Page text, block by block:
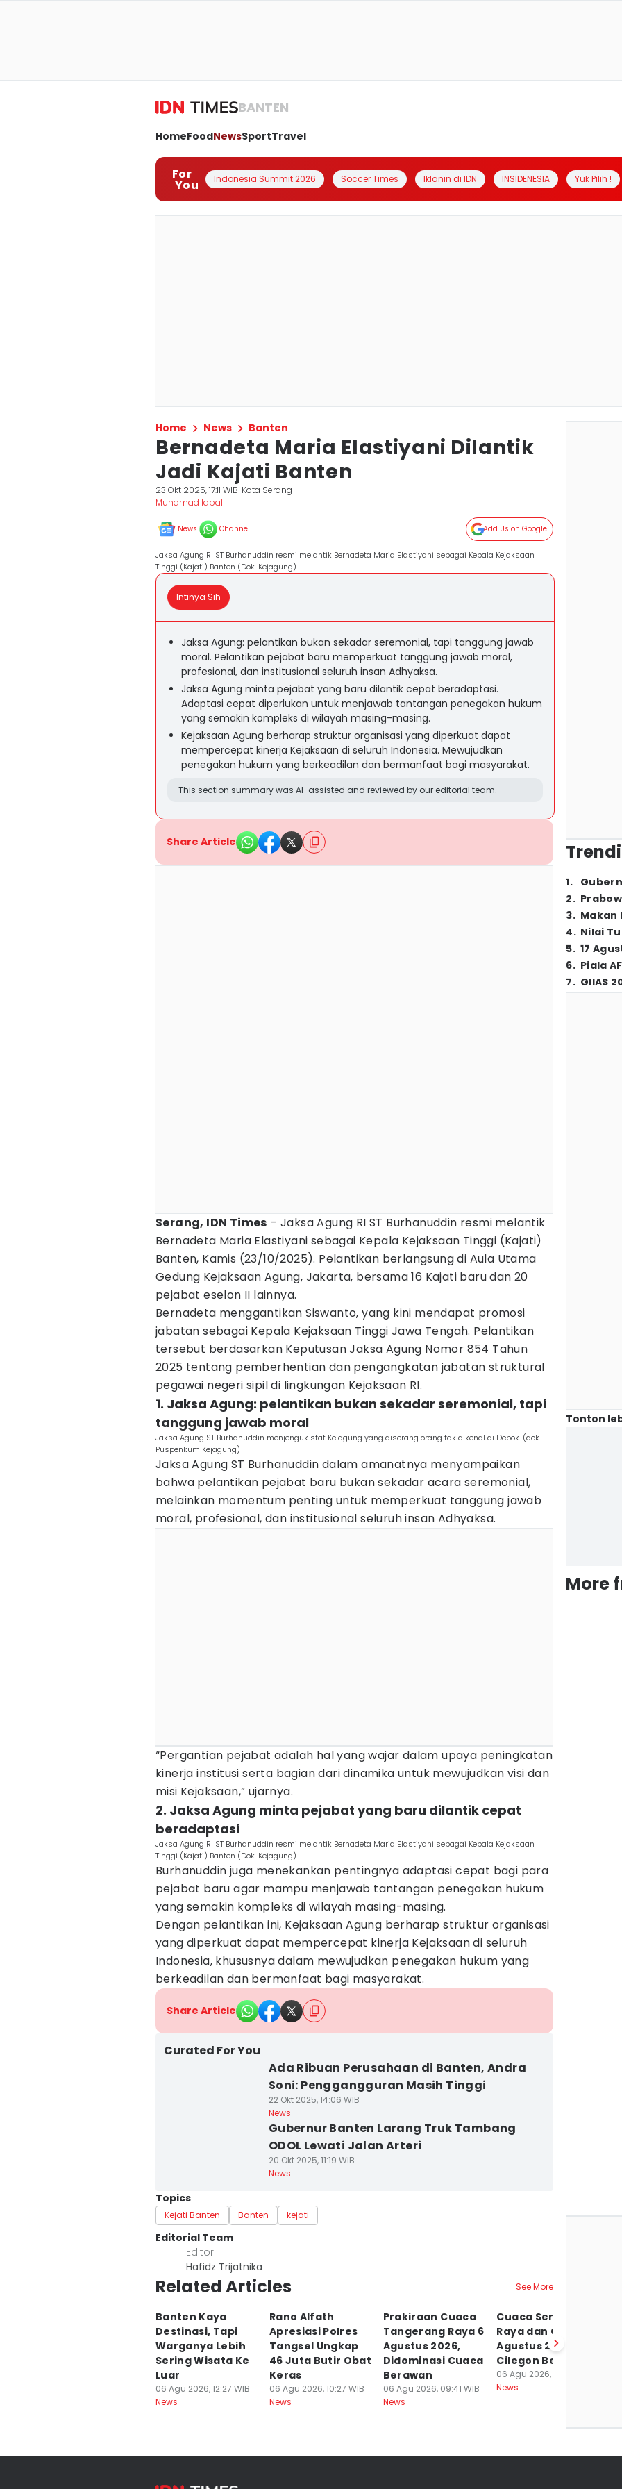
BANTEN
HomeFoodNewsSportTravel
For
You Indonesia Summit 2026 Soccer Times Iklanin di IDN INSIDENESIA Yuk Pilih !
Home News Banten
Bernadeta Maria Elastiyani Dilantik
Jadi Kajati Banten
23 Okt 2025, 17:11 WIB Kota Serang
Muhamad Iqbal
News Channel Add Us on Google
Jaksa Agung RI ST Burhanuddin resmi melantik Bernadeta Maria Elastiyani sebagai Kepala Kejaksaan
Tinggi (Kajati) Banten (Dok. Kejagung)
Intinya Sih
Jaksa Agung: pelantikan bukan sekadar seremonial, tapi tanggung jawab
moral. Pelantikan pejabat baru memperkuat tanggung jawab moral,
profesional, dan institusional seluruh insan Adhyaksa.
Jaksa Agung minta pejabat yang baru dilantik cepat beradaptasi.
Adaptasi cepat diperlukan untuk menjawab tantangan penegakan hukum
yang semakin kompleks di wilayah masing-masing.
Kejaksaan Agung berharap struktur organisasi yang diperkuat dapat
mempercepat kinerja Kejaksaan di seluruh Indonesia. Mewujudkan
penegakan hukum yang berkeadilan dan bermanfaat bagi masyarakat.
This section summary was AI-assisted and reviewed by our editorial team.
Share Article
Serang, IDN Times – Jaksa Agung RI ST Burhanuddin resmi melantik
Bernadeta Maria Elastiyani sebagai Kepala Kejaksaan Tinggi (Kajati)
Banten, Kamis (23/10/2025). Pelantikan berlangsung di Aula Utama
Gedung Kejaksaan Agung, Jakarta, bersama 16 Kajati baru dan 20
pejabat eselon II lainnya.
Bernadeta menggantikan Siswanto, yang kini mendapat promosi
jabatan sebagai Kepala Kejaksaan Tinggi Jawa Tengah. Pelantikan
tersebut berdasarkan Keputusan Jaksa Agung Nomor 854 Tahun
2025 tentang pemberhentian dan pengangkatan jabatan struktural
pegawai negeri sipil di lingkungan Kejaksaan RI.
1. Jaksa Agung: pelantikan bukan sekadar seremonial, tapi
tanggung jawab moral
Jaksa Agung ST Burhanuddin menjenguk staf Kejagung yang diserang orang tak dikenal di Depok. (dok.
Puspenkum Kejagung)
Jaksa Agung ST Burhanuddin dalam amanatnya menyampaikan
bahwa pelantikan pejabat baru bukan sekadar acara seremonial,
melainkan momentum penting untuk memperkuat tanggung jawab
moral, profesional, dan institusional seluruh insan Adhyaksa.
“Pergantian pejabat adalah hal yang wajar dalam upaya peningkatan
kinerja institusi serta bagian dari dinamika untuk mewujudkan visi dan
misi Kejaksaan,” ujarnya.
2. Jaksa Agung minta pejabat yang baru dilantik cepat
beradaptasi
Jaksa Agung RI ST Burhanuddin resmi melantik Bernadeta Maria Elastiyani sebagai Kepala Kejaksaan
Tinggi (Kajati) Banten (Dok. Kejagung)
Burhanuddin juga menekankan pentingnya adaptasi cepat bagi para
pejabat baru agar mampu menjawab tantangan penegakan hukum
yang semakin kompleks di wilayah masing-masing.
Dengan pelantikan ini, Kejaksaan Agung berharap struktur organisasi
yang diperkuat dapat mempercepat kinerja Kejaksaan di seluruh
Indonesia, khususnya dalam mewujudkan penegakan hukum yang
berkeadilan dan bermanfaat bagi masyarakat.
Share Article
Curated For You
Ada Ribuan Perusahaan di Banten, Andra
Soni: Penggangguran Masih Tinggi
22 Okt 2025, 14:06 WIB
News
Gubernur Banten Larang Truk Tambang
ODOL Lewati Jalan Arteri
20 Okt 2025, 11:19 WIB
News
Topics
Kejati Banten Banten kejati
Editorial Team
Editor
Hafidz Trijatnika
Related Articles See More
Banten Kaya
Destinasi, Tapi
Warganya Lebih
Sering Wisata Ke
Luar
06 Agu 2026, 12:27 WIB
News
Rano Alfath
Apresiasi Polres
Tangsel Ungkap
46 Juta Butir Obat
Keras
06 Agu 2026, 10:27 WIB
News
Prakiraan Cuaca
Tangerang Raya 6
Agustus 2026,
Didominasi Cuaca
Berawan
06 Agu 2026, 09:41 WIB
News
Cuaca Serang
Raya dan Cilegon 6
Agustus 2026,
Cilegon Berawan
06 Agu 2026, 09:02 WIB
News
1.
2.
3. Makan
4. Nilai
5. 17
6. Piala
7. GIIAS
Tonton
More